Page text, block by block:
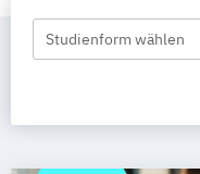
Studienform wählen